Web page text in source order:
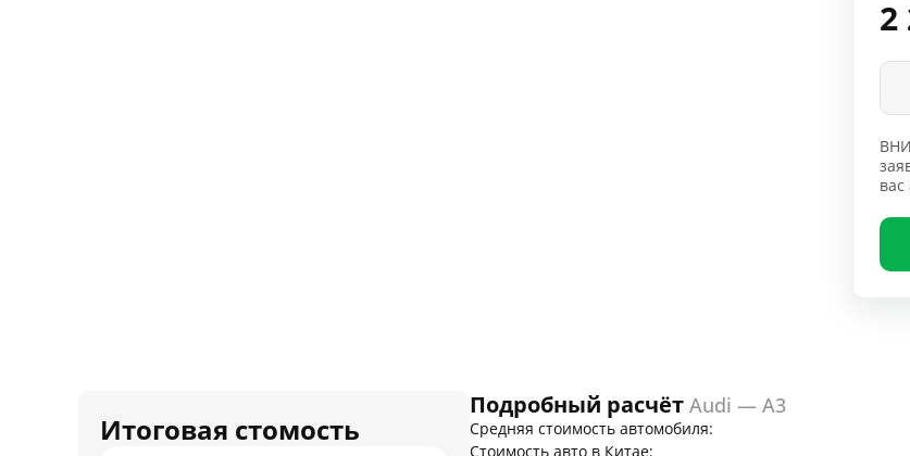
2
вас
Итоговая стомость
Подробный расчёт Audi — A3
Средняя стоимость автомобиля:
Стоимость авто в Китае: